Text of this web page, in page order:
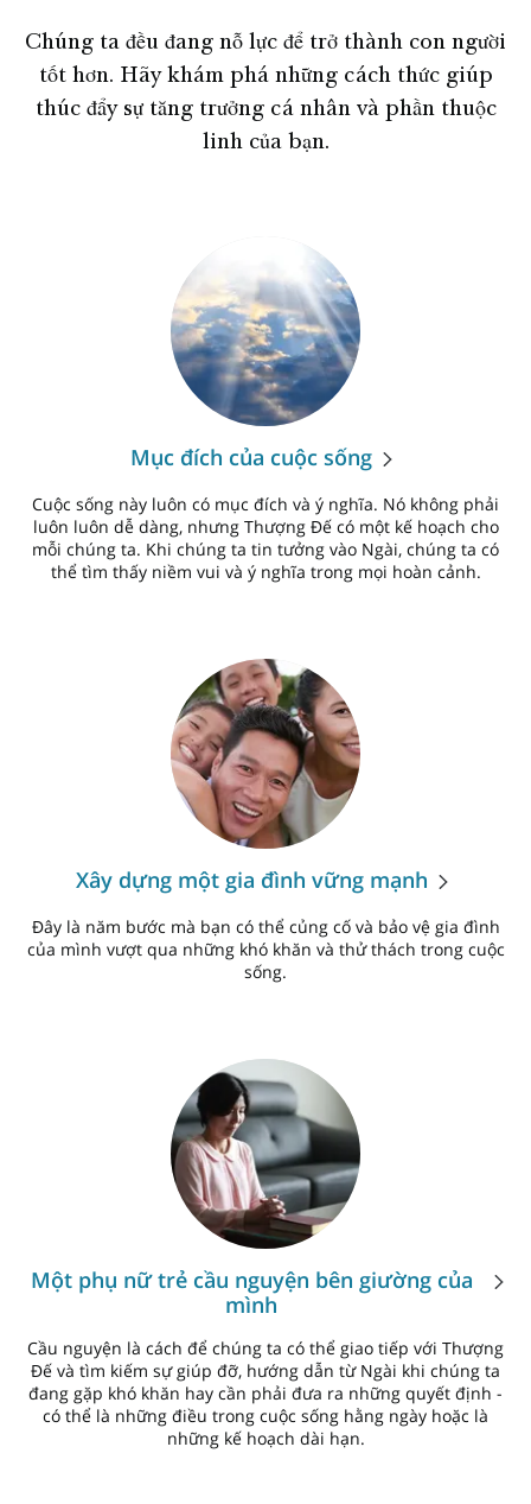
Chúng ta đều đang nỗ lực để trở thành con người
tốt hơn. Hãy khám phá những cách thức giúp
thúc đẩy sự tăng trưởng cá nhân và phần thuộc
linh của bạn.
Mục đích của cuộc sống
Cuộc sống này luôn có mục đích và ý nghĩa. Nó không phải
luôn luôn dễ dàng, nhưng Thượng Đế có một kế hoạch cho
mỗi chúng ta. Khi chúng ta tin tưởng vào Ngài, chúng ta có
thể tìm thấy niềm vui và ý nghĩa trong mọi hoàn cảnh.
Xây dựng một gia đình vững mạnh
Đây là năm bước mà bạn có thể củng cố và bảo vệ gia đình
của mình vượt qua những khó khăn và thử thách trong cuộc
sống.
Một phụ nữ trẻ cầu nguyện bên giường của
mình
Cầu nguyện là cách để chúng ta có thể giao tiếp với Thượng
Đế và tìm kiếm sự giúp đỡ, hướng dẫn từ Ngài khi chúng ta
đang gặp khó khăn hay cần phải đưa ra những quyết định -
có thể là những điều trong cuộc sống hằng ngày hoặc là
những kế hoạch dài hạn.